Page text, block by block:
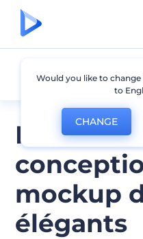
Modèles
mockup
élégants
Mockup de Cahier
Would you like to
to
CHANGE